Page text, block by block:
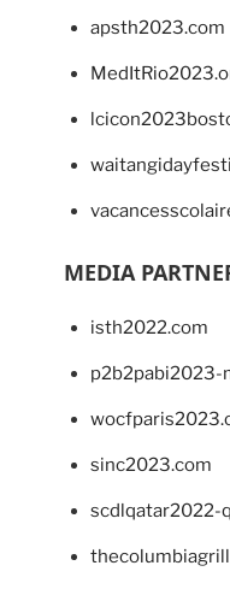
apsth2023.com
MEDIA
isth2022.com
p2b2pabi2023-
sinc2023.com
scdlqatar2022-